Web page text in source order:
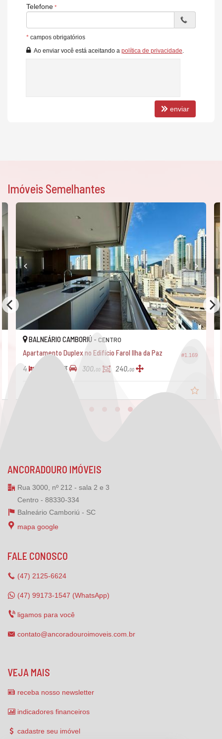
Telefone
* campos obrigatórios
Ao enviar você está aceitando a política de privacidade
enviar
Imóveis Semelhantes
#1.169
BALNEÁRIO CAMBORIÚ -CENTRO
Apartamento Duplex no Edifício Farol Ilha da Paz
4 3 300, 00 240,00
ANCORADOURO IMÓVEIS
Rua 3000, nº 212 - sala 2 e 3
Centro - 88330-334
Balneário Camboriú - SC
mapa google
FALE CONOSCO
(47) 2125-6624
(47) 99173-1547 (WhatsApp)
ligamos para você
contato@ancoradouroimoveis.com.br
VEJA MAIS
receba nosso newsletter
indicadores financeiros
cadastre seu imóvel